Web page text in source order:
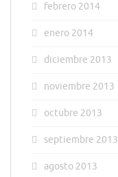
febrero 2014
enero 2014
diciembre 2013
noviembre 2013
octubre 2013
septiembre 2013
agosto 2013